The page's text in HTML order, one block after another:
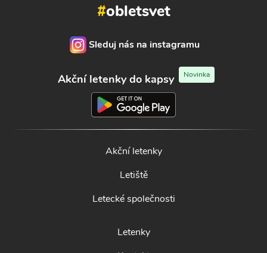
#obletsvet
Sleduj nás na instagramu
Akční letenky do kapsy Novinka
Akční letenky
Letiště
Letecké společnosti
Letenky